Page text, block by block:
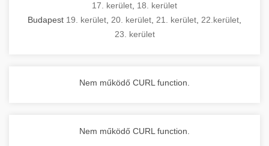
17. kerület 18. kerület
Budapest 19. kerület 20. kerület 21. kerület 22.kerület
23. kerület
Nem működő CURL function.
Nem működő CURL function.